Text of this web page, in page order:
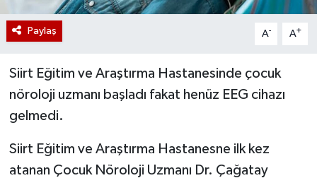
Paylaş A- A+
Siirt Eğitim ve Araştırma Hastanesinde çocuk
nöroloji uzmanı başladı fakat henüz EEG cihazı
gelmedi.
Siirt Eğitim ve Araştırma Hastanesne ilk kez
atanan Çocuk Nöroloji Uzmanı Dr. Çağatay